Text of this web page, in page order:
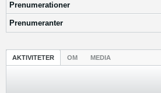
Prenumerationer
Prenumeranter
AKTIVITETER OM MEDIA